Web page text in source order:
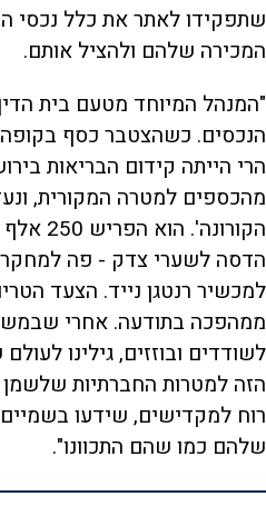
שתפקידו לאתר את כלל נכסי
המכירה שלהם ולהציל אותם.
"המנהל המיוחד מטעם בית
הנכסים. כשהצטבר כסף
הרי הייתה קידום הבריאות
מהכספים למטרה המקורית,
הדסה לשערי צדק - פה למחקר
למכשיר רנטגן נייד. הצעד
ממהפכה בתודעה. אחרי
לשודדים ובוזזים, גילינו
הזה למטרות החברתיות שלשמן
רוח למקדישים, שידעו
שלהם כמו שהם התכוונו".